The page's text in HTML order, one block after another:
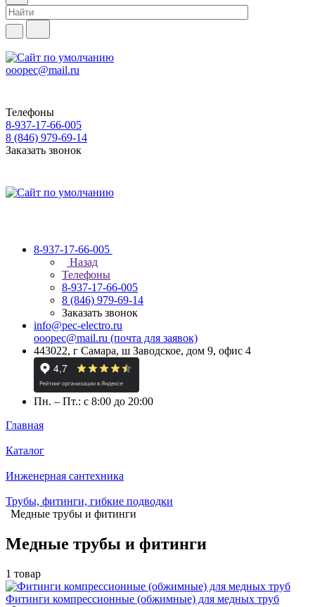
ooopec@mail.ru
Телефоны
8-937-17-66-005
8 (846) 979-69-14
Заказать звонок
8-937-17-66-005
Назад
Телефоны
8-937-17-66-005
8 (846) 979-69-14
Заказать звонок
info@pec-electro.ru
ooopec@mail.ru (почта для заявок)
443022, г Самара, ш Заводское, дом 9, офис 4
Пн. – Пт.: с 8:00 до 20:00
Главная
Каталог
Инженерная сантехника
Трубы, фитинги, гибкие подводки
Медные трубы и фитинги
Медные трубы и фитинги
1 товар
Фитинги компрессионные (обжимные) для медных труб